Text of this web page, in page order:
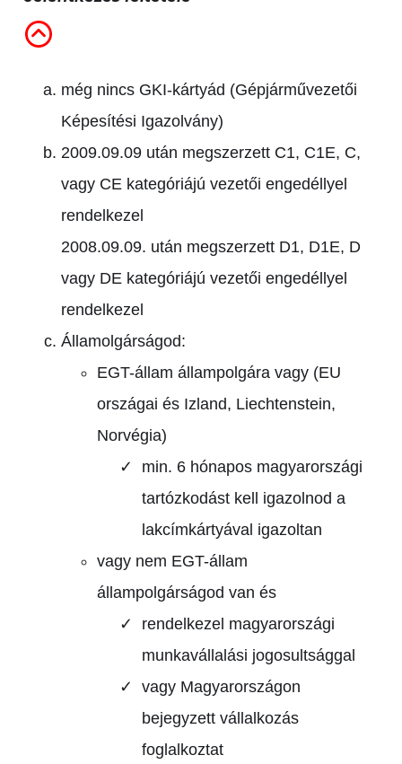
még nincs GKI-kártyád (Gépjárművezetői
Képesítési Igazolvány)
2009.09.09 után megszerzett C1, C1E, C,
vagy CE kategóriájú vezetői engedéllyel
rendelkezel
2008.09.09. után megszerzett D1, D1E, D
vagy DE kategóriájú vezetői engedéllyel
rendelkezel
Államolgárságod:
EGT-állam állampolgára vagy (EU
országai és Izland, Liechtenstein,
Norvégia)
min. 6 hónapos magyarországi
tartózkodást kell igazolnod a
lakcímkártyával igazoltan
vagy nem EGT-állam
állampolgárságod van és
rendelkezel magyarországi
munkavállalási jogosultsággal
vagy Magyarországon
bejegyzett vállalkozás
foglalkoztat